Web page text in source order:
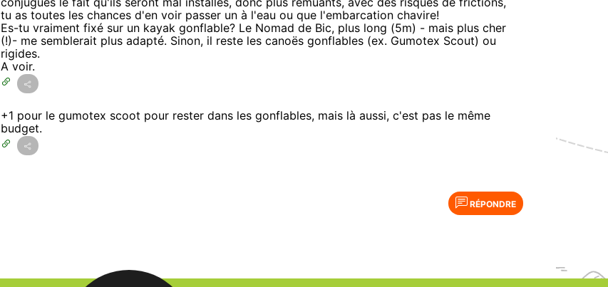
tu as toutes les chances d'en voir passer un à l'eau ou que l'embarcation chavire!
Es-tu vraiment fixé sur un kayak gonflable? Le Nomad de Bic, plus long (5m) - mais plus cher
(!)- me semblerait plus adapté. Sinon, il reste les canoës gonflables (ex. Gumotex Scout) ou
rigides.
A voir.
+1 pour le gumotex scoot pour rester dans les gonflables, mais là aussi, c'est pas le même
budget.
RÉPONDRE